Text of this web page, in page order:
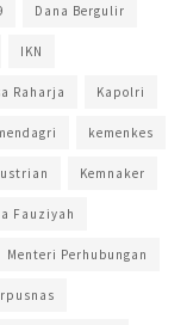
Dana Bergulir
IKN
Raharja Kapolri
kemenkes
Kemnaker
Fauziyah
Menteri Perhubungan